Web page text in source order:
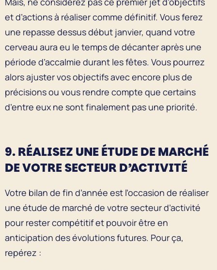
et d’actions à réaliser comme définitif. Vous ferez
une repasse dessus début janvier, quand votre
cerveau aura eu le temps de décanter après une
période d’accalmie durant les fêtes. Vous pourrez
alors ajuster vos objectifs avec encore plus de
précisions ou vous rendre compte que certains
d’entre eux ne sont finalement pas une priorité.
9. RÉALISEZ UNE ÉTUDE DE MARCHÉ
DE VOTRE SECTEUR D’ACTIVITÉ
Votre bilan de fin d’année est l’occasion de réaliser
une étude de marché de votre secteur d’activité
pour rester compétitif et pouvoir être en
anticipation des évolutions futures. Pour ça,
repérez :